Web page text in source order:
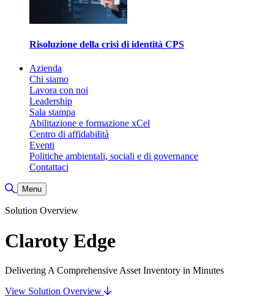
Risoluzione della crisi di identità CPS
Azienda
Chi siamo
Lavora con noi
Leadership
Sala stampa
Abilitazione e formazione xCel
Centro di affidabilità
Eventi
Politiche ambientali, sociali e di governance
Contattaci
Attiva/disattiva ricerca
Menu
Solution Overview
Claroty Edge
Delivering A Comprehensive Asset Inventory in Minutes
View Solution Overview